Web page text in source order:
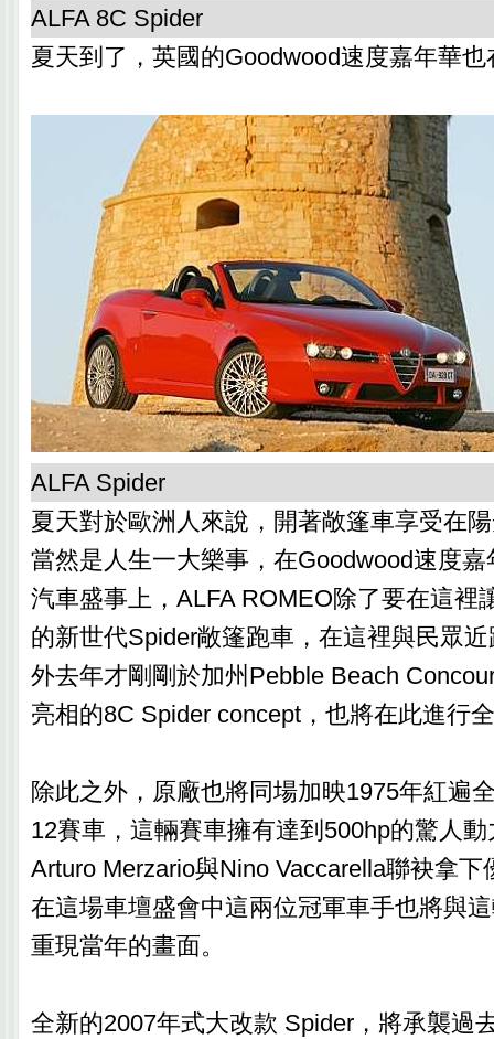
ALFA 8C Spider
夏天到了，英國的Goodwood速度嘉年華
ALFA Spider
夏天對於歐洲人來說，開著敞篷車享受在
當然是人生一大樂事，在Goodwood速度
汽車盛事上，ALFA ROMEO除了要在這裡
的新世代Spider敞篷跑車，在這裡與民眾
外去年才剛剛於加州Pebble Beach
亮相的8C Spider concept，也將在此進行
除此之外，原廠也將同場加映1975年紅遍
12賽車，這輛賽車擁有達到500hp的驚人
Arturo Merzario與Nino Vaccarella聯袂拿
在這場車壇盛會中這兩位冠軍車手也將與
重現當年的畫面。
全新的2007年式大改款 Spider，將承襲過